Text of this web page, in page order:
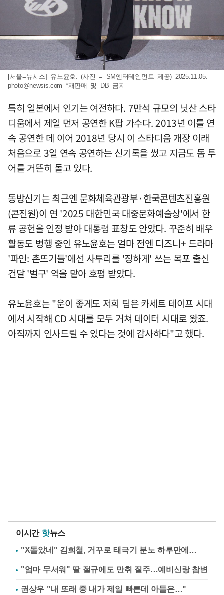
[서울=뉴시스] 유노윤호. (사진 = SM엔터테인먼트 제공) 2025.11.05.
photo@newsis.com *재판매 및 DB 금지
특히 일본에서 인기는 여전하다. 7만석 규모의 닛산 스타
디움에서 제일 먼저 공연한 K팝 가수다. 2013년 이틀 연
속 공연한 데 이어 2018년 당시 이 스타디움 개장 이래
처음으로 3일 연속 공연하는 신기록을 썼고 지금도 돔 투
어를 거뜬히 돌고 있다.
동방신기는 최근엔 문화체육관광부·한국콘텐츠진흥원
(콘진원)이 연 '2025 대한민국 대중문화예술상'에서 한
류 공헌을 인정 받아 대통령 표창도 안았다. 꾸준히 배우
활동도 병행 중인 유노윤호는 얼마 전엔 디즈니+ 드라마
'파인: 촌뜨기들'에선 사투리를 '징하게' 쓰는 목포 출신
건달 '벌구' 역을 맡아 호평 받았다.
유노윤호는 "운이 좋게도 저희 팀은 카세트 테이프 시대
에서 시작해 CD 시대를 모두 거쳐 데이터 시대로 왔죠.
아직까지 인사드릴 수 있다는 것에 감사하다"고 했다.
이시간 핫뉴스
"X돌았네" 김희철, 거꾸로 태극기 분노 하루만에…
"엄마 무서워" 딸 절규에도 만취 질주…예비신랑 참변
권상우 "내 또래 중 내가 제일 빠른데 아들은…"